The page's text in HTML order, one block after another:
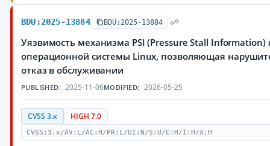
BDU:2025-13884 BDU:2025-13884
Уязвимость механизма PSI (Pressure Stall Information)
операционной системы Linux, позволяющая
отказ в обслуживании
PUBLISHED: 2025-11-06MODIFIED: 2026-05-25
CVSS 3.x HIGH 7.0
CVSS:3.x/AV:L/AC:H/PR:L/UI:N/S:U/C:H/I:H/A:H